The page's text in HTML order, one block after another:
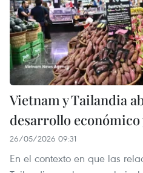
Vietnam y Tailandia
desarrollo
26/05/2026 09:31
En el contexto en que las